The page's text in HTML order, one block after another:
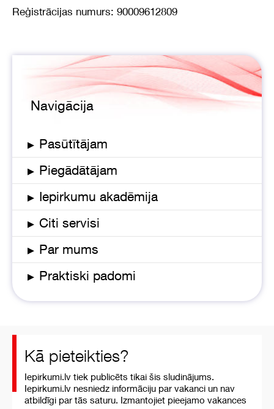
Reģistrācijas numurs: 90009612809
Navigācija
▸ Pasūtītājam
▸ Piegādātājam
▸ Iepirkumu akadēmija
▸ Citi servisi
▸ Par mums
▸ Praktiski padomi
Kā pieteikties?
Iepirkumi.lv tiek publicēts tikai šis sludinājums.
Iepirkumi.lv nesniedz informāciju par vakanci un nav
atbildīgi par tās saturu. Izmantojiet pieejamo vakances